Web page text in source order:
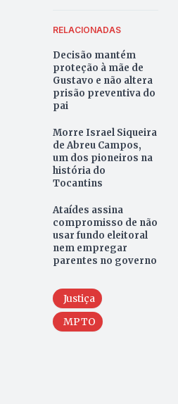
RELACIONADAS
Decisão mantém
proteção à mãe de
Gustavo e não altera
prisão preventiva do
pai
Morre Israel Siqueira
de Abreu Campos,
um dos pioneiros na
história do
Tocantins
Ataídes assina
compromisso de não
usar fundo eleitoral
nem empregar
parentes no governo
Justiça
MPTO